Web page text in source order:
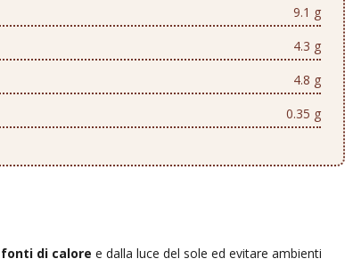
9.1 g
4.3 g
4.8 g
0.35 g
di calore e dalla luce del sole ed evitare ambienti